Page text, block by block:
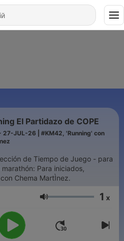
El Partidazo de COPE
27-JUL-26 | #KM42, 'Running' con
de Tiempo de Juego - para
Para iniciados,
Chema MartÌnez.
Гучність 1 x